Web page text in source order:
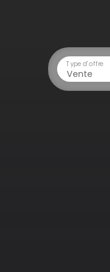
Vente
Type d'offre